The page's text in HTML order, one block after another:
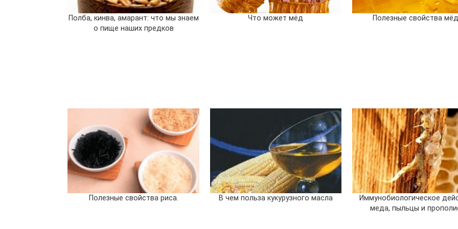
Полба, кинва, амарант: что мы знаем
о пище наших предков
Что может мёд Полезные свойства
Полезные свойства риса. В чем польза кукурузного масла
Иммунобиологическое
меда, пыльцы и